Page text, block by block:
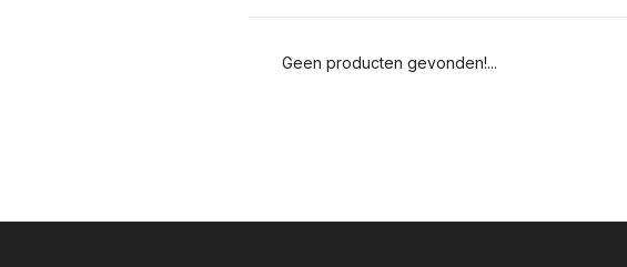
Geen producten gevonden!...